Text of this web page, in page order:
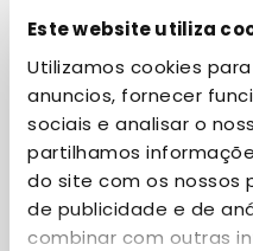
Este website utiliza
Utilizamos cookies
anuncios, fornecer
sociais e analisar o
partilhamos
do site com os nossos
de publicidade e de
combinar com outras
Renault
Location
Building 15
Website